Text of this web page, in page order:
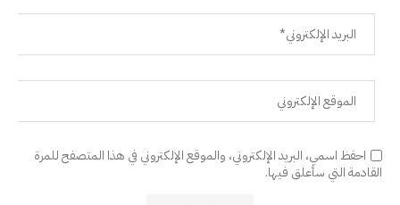
احفظ اسمي، البريد الإلكتروني، والموقع الإلكتروني في هذا المتصفح للمرة
القادمة التي سأعلق فيها.